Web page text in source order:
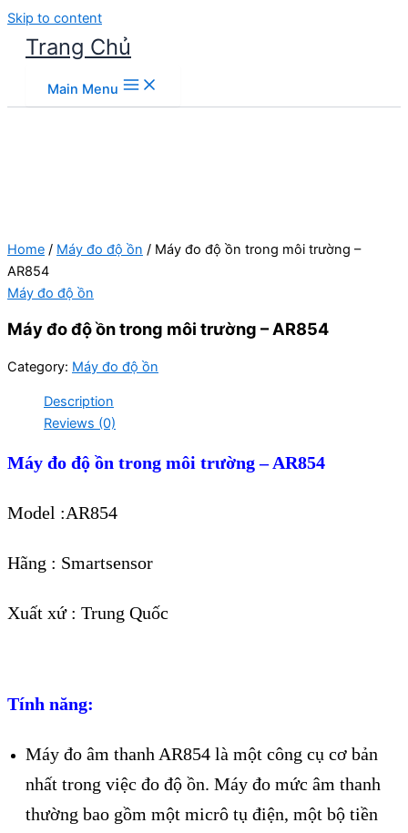
Skip to content
Trang Chủ
Main Menu
Home / Máy đo độ ồn / Máy đo độ ồn trong môi trường –
AR854
Máy đo độ ồn
Máy đo độ ồn trong môi trường – AR854
Category: Máy đo độ ồn
Description
Reviews (0)
Máy đo độ ồn trong môi trường – AR854
Model :AR854
Hãng : Smartsensor
Xuất xứ : Trung Quốc
Tính năng:
Máy đo âm thanh AR854 là một công cụ cơ bản
nhất trong việc đo độ ồn. Máy đo mức âm thanh
thường bao gồm một micrô tụ điện, một bộ tiền